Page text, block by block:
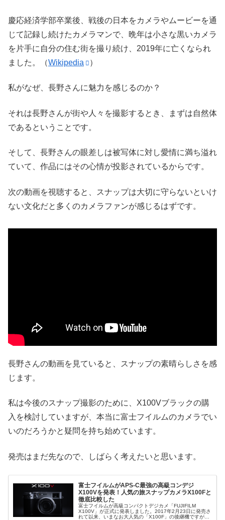
慶応経済学部卒業後、戦後の日本をカメラやムービーを通
じて記録し続けたカメラマンで、晩年は小さな黒いカメラ
を片手に自分の住む街を撮り続け、2019年に亡くなられ
ました。（Wikipedia ）
私がなぜ、長野さんに魅力を感じるのか？
それは長野さんが街や人々を撮影するとき、まずは自然体
であるということです。
そして、長野さんの眼差しは被写体に対し愛情に満ち溢れ
ていて、作品にはその心情が投影されているからです。
次の動画を視聴すると、スナップは大切に守らないといけ
ない文化だと多くのカメラファンが感じるはずです。
長野さんの動画を見ていると、スナップの素晴らしさを感
じます。
私は今後のスナップ撮影のために、X100Vブラックの購
入を検討していますが、本当に富士フイルムのカメラでい
いのだろうかと疑問を持ち始めています。
発売はまだ先なので、しばらく考えたいと思います。
富士フイルムがAPS-C最強の高級コンデジ
X100Vを発表！人気の旅スナップカメラX100Fと
徹底比較した
富士フイルムが高級コンパクトデジカメ「FUJIFILM
X100V」が正式に発表しました。2017年2月23日に発売さ
れて以来、いまなお大人気の「X100F」の後継機ですが、